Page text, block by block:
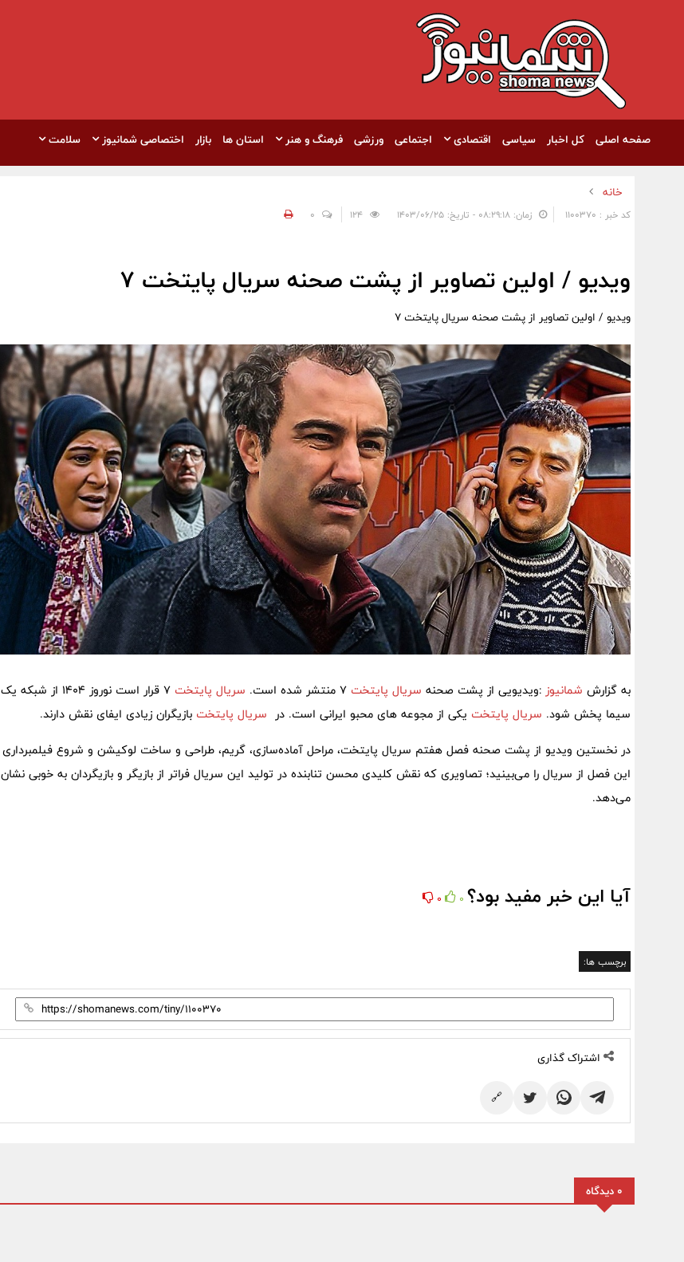
صفحه اصلی کل اخبار سیاسی اقتصادی اجتماعی ورزشی فرهنگ و هنر استان ها بازار اختصاصی شمانیوز سلامت
خانه
کد خبر : 1100370 زمان: ۰۸:۲۹:۱۸ - تاریخ: ۱۴۰۳/۰۶/۲۵ 0
ویدیو / اولین تصاویر از پشت صحنه سریال پایتخت 7
ویدیو / اولین تصاویر از پشت صحنه سریال پایتخت 7
به گزارش شمانیوز :ویدیویی از پشت صحنه سریال پایتخت سریال پایتخت
7 قرار است نوروز 1404 از شبکه یک
سیما پخش شود. سریال پایتخت یکی از مجوعه های محبو ایرانی است. در سریال پایتخت بازیگران زیادی ایفای نقش دارند.
در نخستین ویدیو از پشت صحنه فصل هفتم سریال پایتخت، مراحل آماده‌سازی، گریم، طراحی و ساخت لوکیشن و شروع فیلمبرداری
این فصل از سریال را می‌بینید؛ تصاویری که نقش کلیدی محسن تنابنده در تولید این سریال فراتر از بازیگر و بازیگردان به خوبی نشان
می‌دهد.
آیا این خبر مفید بود؟ 0
0
برچسب ها:
اشتراک گذاری
🔗
0 دیدگاه